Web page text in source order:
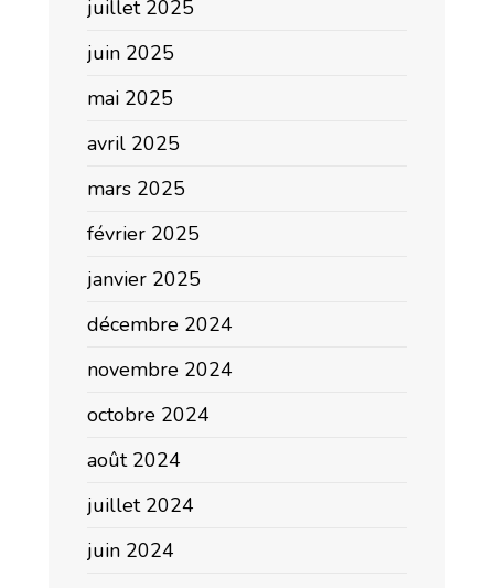
juillet 2025
juin 2025
mai 2025
avril 2025
mars 2025
février 2025
janvier 2025
décembre 2024
novembre 2024
octobre 2024
août 2024
juillet 2024
juin 2024